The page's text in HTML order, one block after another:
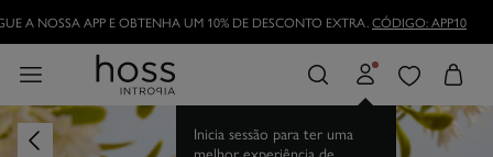
A NOSSA APP E OBTENHA UM 10% DE DESCONTO EXTRA.CÓDIGO: APP10
Inicia sessão para ter uma
melhor experiência de